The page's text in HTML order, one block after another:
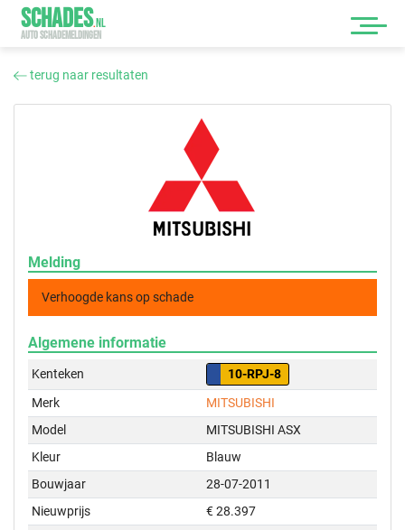
SCHADES.NL
AUTO SCHADEMELDINGEN
terug naar resultaten
Melding
Verhoogde kans op schade
Algemene informatie
Kenteken
10-RPJ-8
Merk
MITSUBISHI
Model
MITSUBISHI ASX
Kleur
Blauw
Bouwjaar
28-07-2011
Nieuwprijs
€ 28.397